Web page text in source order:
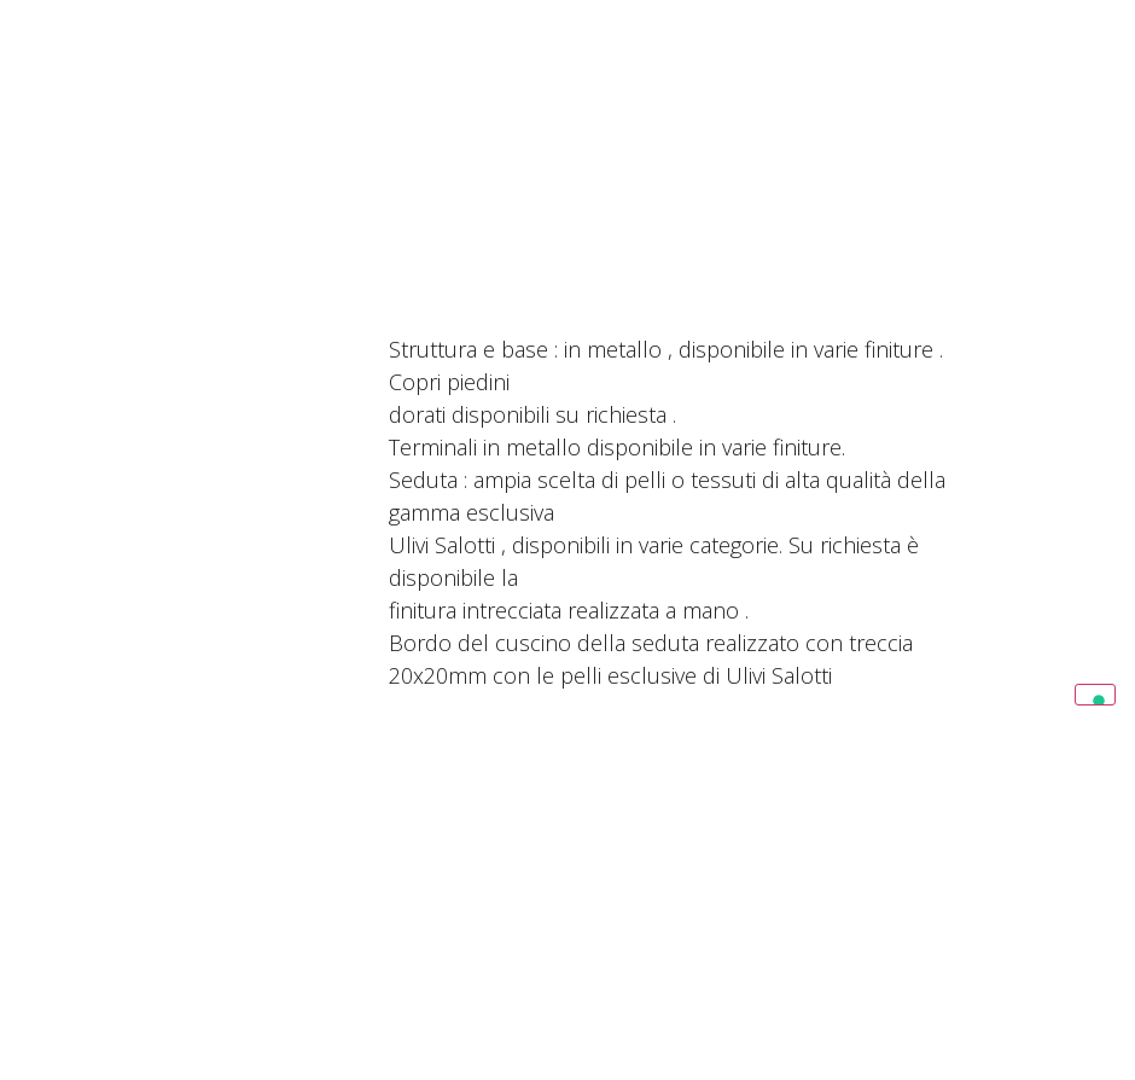
Struttura e base : in metallo , disponibile in varie finiture .
Copri piedini
dorati disponibili su richiesta .
Terminali in metallo disponibile in varie finiture.
Seduta : ampia scelta di pelli o tessuti di alta qualità della
gamma esclusiva
Ulivi Salotti , disponibili in varie categorie. Su richiesta è
disponibile la
finitura intrecciata realizzata a mano .
Bordo del cuscino della seduta realizzato con treccia
20x20mm con le pelli esclusive di Ulivi Salotti